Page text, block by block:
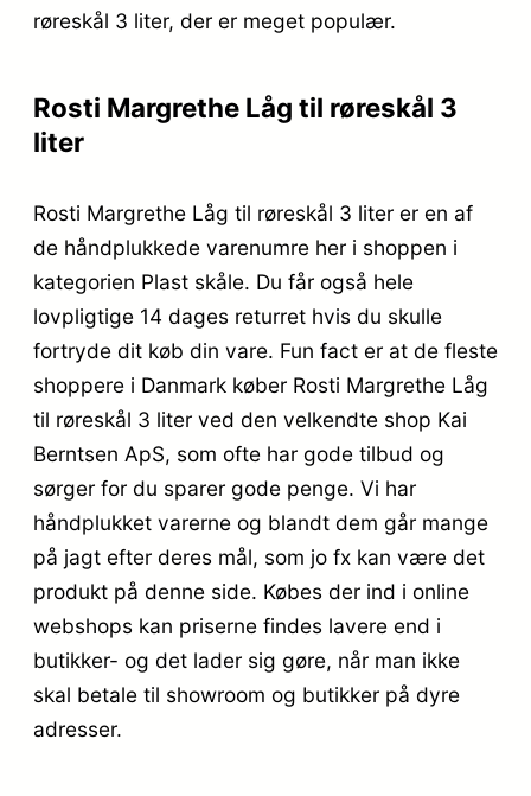
røreskål 3 liter, der er meget populær.
Rosti Margrethe Låg til røreskål 3
liter
Rosti Margrethe Låg til røreskål 3 liter er en af
de håndplukkede varenumre her i shoppen i
kategorien Plast skåle. Du får også hele
lovpligtige 14 dages returret hvis du skulle
fortryde dit køb din vare. Fun fact er at de fleste
shoppere i Danmark køber Rosti Margrethe Låg
til røreskål 3 liter ved den velkendte shop Kai
Berntsen ApS, som ofte har gode tilbud og
sørger for du sparer gode penge. Vi har
håndplukket varerne og blandt dem går mange
på jagt efter deres mål, som jo fx kan være det
produkt på denne side. Købes der ind i online
webshops kan priserne findes lavere end i
butikker- og det lader sig gøre, når man ikke
skal betale til showroom og butikker på dyre
adresser.